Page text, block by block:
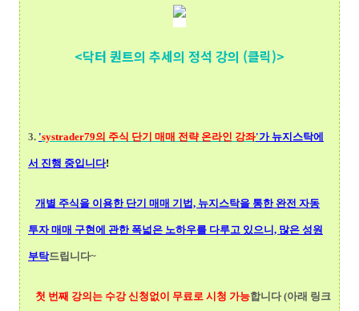
<닥터 퀀트의 추세의 정석 강의 (클릭)>
3. 'systrader79의 주식 단기 매매 전략 온라인 강좌'가 뉴지스탁에
서 진행 중입니다!
개별 주식을 이용한 단기 매매 기법, 뉴지스탁을 통한 완전 자동
투자 매매 구현에 관한 폭넓은 노하우를 다루고 있으니, 많은 성원
부탁드립니다~
첫 번째 강의는 수강 신청없이 무료로 시청 가능합니다 (아래 링크